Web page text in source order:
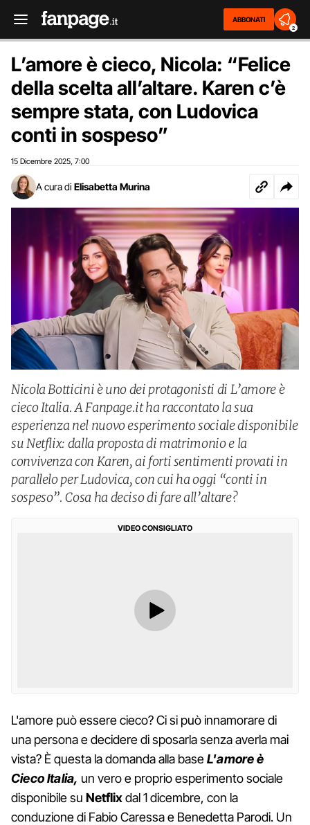
ABBONATI
2
L’amore è cieco, Nicola: “Felice
della scelta all’altare. Karen c’è
sempre stata, con Ludovica
conti in sospeso”
15 Dicembre 2025 7:00
A cura di Elisabetta Murina
Nicola Botticini è uno dei protagonisti di L’amore è
cieco Italia. A Fanpage.it ha raccontato la sua
esperienza nel nuovo esperimento sociale disponibile
su Netflix: dalla proposta di matrimonio e la
convivenza con Karen, ai forti sentimenti provati in
parallelo per Ludovica, con cui ha oggi “conti in
sospeso”. Cosa ha deciso di fare all’altare?
VIDEO CONSIGLIATO
L'amore può essere cieco? Ci si può innamorare di
una persona e decidere di sposarla senza averla mai
vista? È questa la domanda alla baseL'amore è
Cieco Italia, un vero e proprio esperimento sociale
disponibile su Netflixdal 1 dicembre, con la
conduzione di Fabio Caressa e Benedetta Parodi. Un